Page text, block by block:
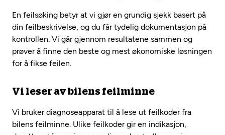
En feilsøking betyr at vi gjør en grundig sjekk basert på
din feilbeskrivelse, og du får tydelig dokumentasjon på
kontrollen. Vi går gjennom resultatene sammen og
prøver å finne den beste og mest økonomiske løsningen
for å fikse feilen.
Vi leser av bilens feilminne
Vi bruker diagnoseapparat til å lese ut feilkoder fra
bilens feilminne. Ulike feilkoder gir en indikasjon,